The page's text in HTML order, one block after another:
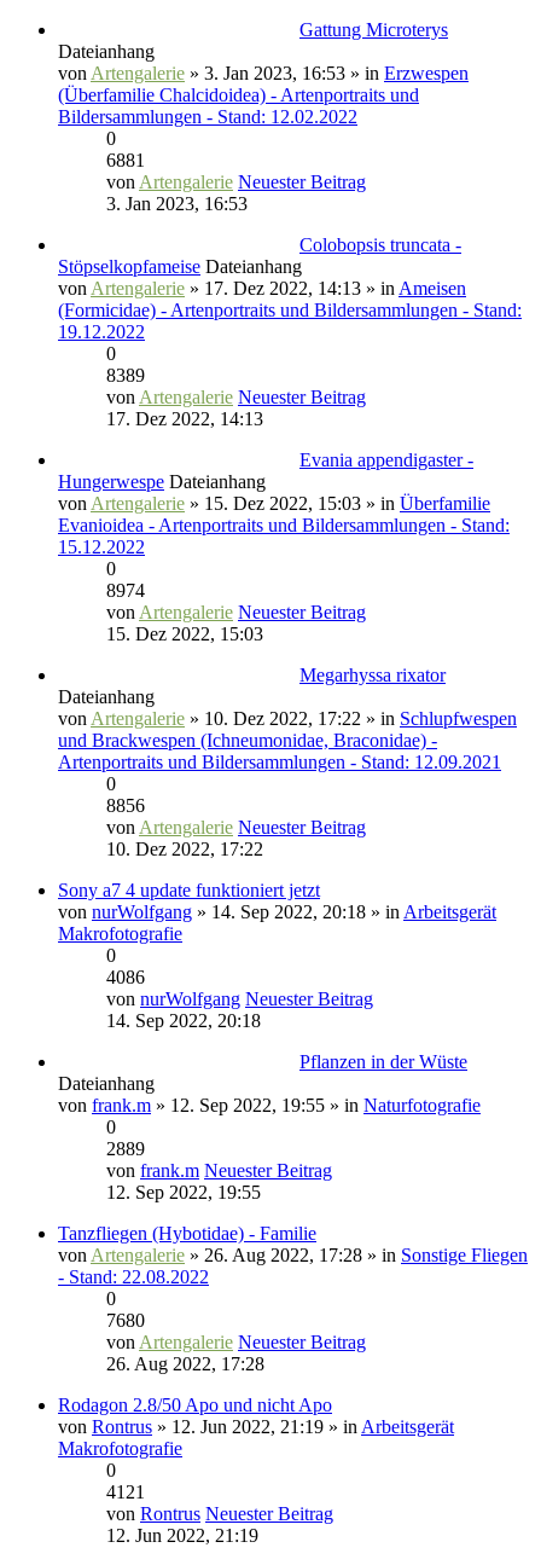
Gattung Microterys
Dateianhang
von Artengalerie » 3. Jan 2023, 16:53 » in Erzwespen
(Überfamilie Chalcidoidea) - Artenportraits und
Bildersammlungen - Stand: 12.02.2022
0
6881
von Artengalerie Neuester Beitrag
3. Jan 2023, 16:53
Colobopsis truncata -
Stöpselkopfameise Dateianhang
von Artengalerie » 17. Dez 2022, 14:13 » in Ameisen
(Formicidae) - Artenportraits und Bildersammlungen - Stand:
19.12.2022
0
8389
von Artengalerie Neuester Beitrag
17. Dez 2022, 14:13
Evania appendigaster -
Hungerwespe Dateianhang
von Artengalerie » 15. Dez 2022, 15:03 » in Überfamilie
Evanioidea - Artenportraits und Bildersammlungen - Stand:
15.12.2022
0
8974
von Artengalerie Neuester Beitrag
15. Dez 2022, 15:03
Megarhyssa rixator
Dateianhang
von Artengalerie » 10. Dez 2022, 17:22 » in Schlupfwespen
und Brackwespen (Ichneumonidae, Braconidae) -
Artenportraits und Bildersammlungen - Stand: 12.09.2021
0
8856
von Artengalerie Neuester Beitrag
10. Dez 2022, 17:22
Sony a7 4 update funktioniert jetzt
von nurWolfgang » 14. Sep 2022, 20:18 » in Arbeitsgerät
Makrofotografie
0
4086
von nurWolfgang Neuester Beitrag
14. Sep 2022, 20:18
Pflanzen in der Wüste
Dateianhang
von frank.m » 12. Sep 2022, 19:55 » in Naturfotografie
0
2889
von frank.m Neuester Beitrag
12. Sep 2022, 19:55
Tanzfliegen (Hybotidae) - Familie
von Artengalerie » 26. Aug 2022, 17:28 » in Sonstige Fliegen
- Stand: 22.08.2022
0
7680
von Artengalerie Neuester Beitrag
26. Aug 2022, 17:28
Rodagon 2.8/50 Apo und nicht Apo
von Rontrus » 12. Jun 2022, 21:19 » in Arbeitsgerät
Makrofotografie
0
4121
von Rontrus Neuester Beitrag
12. Jun 2022, 21:19